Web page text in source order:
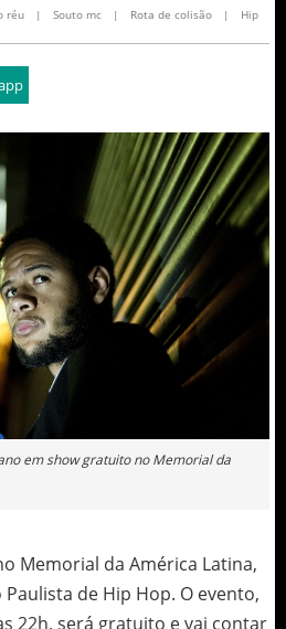
réu | Souto mc | Rota de colisão |
Hip
em show gratuito no Memorial da
Memorial da América Latina,
de Hip Hop. O evento,
22h, será gratuito e vai contar